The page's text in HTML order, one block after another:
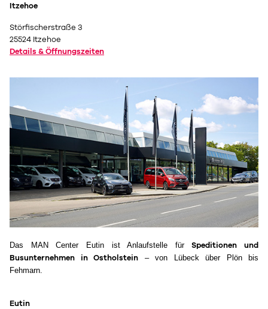
Itzehoe
Störfischerstraße 3
25524 Itzehoe
Details & Öffnungszeiten
Das MAN Center Eutin ist Anlaufstelle fürSpeditionen und
Busunternehmen in Ostholstein – von Lübeck über Plön bis
Fehmarn.
Eutin